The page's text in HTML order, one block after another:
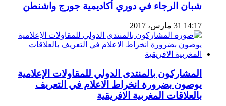
شبان الرجاء في دوري أكاديمية جورج واشنطن
14:17 31 مارس، 2017
المشاركون بالمنتدى الدولي للمقاولات الإعلامية
يوصون بضرورة انخراط الاعلام في التعريف
بالعلاقات المغربية الافريقية